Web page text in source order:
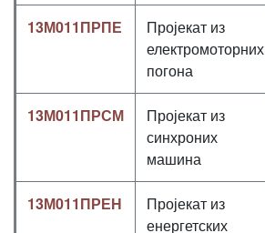
13М011ПРПЕ
Пројекат из
електромоторних
погона
13М011ПРСМ
Пројекат из
синхроних
машина
13М011ПРЕН
Пројекат из
енергетских